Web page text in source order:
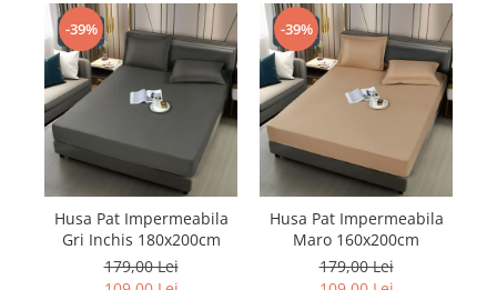
-39%
Husa Pat Impermeabila
Gri Inchis 180x200cm
179,00 Lei
-39%
Husa Pat Impermeabila
Maro 160x200cm
179,00 Lei